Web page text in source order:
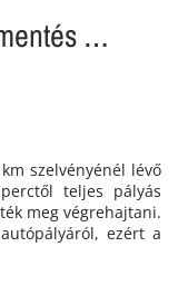
…
szelvényénél lévő
teljes pályás
meg végrehajtani.
ezért a